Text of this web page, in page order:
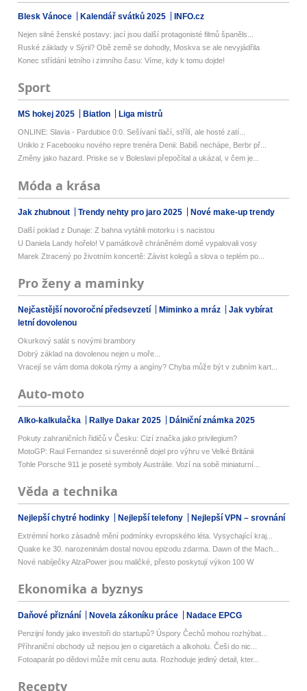
Blesk Vánoce Kalendář svátků 2025 INFO.cz
Nejen silné ženské postavy: jací jsou další protagonisté filmů španěls...
Ruské základy v Sýrii? Obě země se dohodly, Moskva se ale nevyjádřila
Konec střídání letního i zimního času: Víme, kdy k tomu dojde!
Sport
MS hokej 2025 Biatlon Liga mistrů
ONLINE: Slavia - Pardubice 0:0. Sešívaní tlačí, střílí, ale hosté zatí...
Uniklo z Facebooku nového repre trenéra Denii: Babiš nechápe, Berbr př...
Změny jako hazard. Priske se v Boleslavi přepočítal a ukázal, v čem je...
Móda a krása
Jak zhubnout Trendy nehty pro jaro 2025 Nové make-up trendy
Další poklad z Dunaje: Z bahna vytáhli motorku i s nacistou
U Daniela Landy hořelo! V památkově chráněném domě vypalovali vosy
Marek Ztracený po životním koncertě: Závist kolegů a slova o teplém po...
Pro ženy a maminky
Nejčastější novoroční předsevzetí Miminko a mráz
Jak vybírat
letní dovolenou
Okurkový salát s novými brambory
Dobrý základ na dovolenou nejen u moře...
Vracejí se vám doma dokola rýmy a angíny? Chyba může být v zubním kart...
Auto-moto
Alko-kalkulačka Rallye Dakar 2025 Dálniční známka 2025
Pokuty zahraničních řidičů v Česku: Cizí značka jako privilegium?
MotoGP: Raul Fernandez si suverénně dojel pro výhru ve Velké Británii
Tohle Porsche 911 je poseté symboly Austrálie. Vozí na sobě miniaturní...
Věda a technika
Nejlepší chytré hodinky Nejlepší telefony Nejlepší VPN – srovnání
Extrémní horko zásadně mění podmínky evropského léta. Vysychající kraj...
Quake ke 30. narozeninám dostal novou epizodu zdarma. Dawn of the Mach...
Nové nabíječky AlzaPower jsou maličké, přesto poskytují výkon 100 W
Ekonomika a byznys
Daňové přiznání Novela zákoníku práce Nadace EPCG
Penzijní fondy jako investoři do startupů? Úspory Čechů mohou rozhýbat...
Příhraniční obchody už nejsou jen o cigaretách a alkoholu. Češi do nic...
Fotoaparát po dědovi může mít cenu auta. Rozhoduje jediný detail, kter...
Recepty